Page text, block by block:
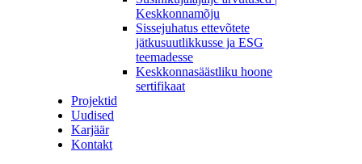
Keskkonnamõju
Sissejuhatus ettevõtete
jätkusuutlikkusse ja ESG
teemadesse
Keskkonnasäästliku hoone
sertifikaat
Projektid
Uudised
Karjäär
Kontakt